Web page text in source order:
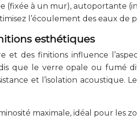
(fixée à un mur), autoportante
l’écoulement des eaux de
esthétiques
et des finitions influence
que le verre opale ou fumé
et l’isolation acoustique.
maximale, idéal pour les